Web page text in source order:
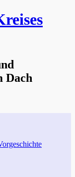
Dach